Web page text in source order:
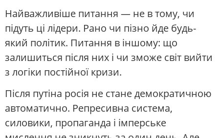
Найважливіше питання — не в тому, чи
підуть ці лідери. Рано чи пізно йде будь-
який політик. Питання в іншому: що
залишиться після них і чи зможе світ вийти
з логіки постійної кризи.
Після путіна росія не стане демократичною
автоматично. Репресивна система,
силовики, пропаганда і імперське